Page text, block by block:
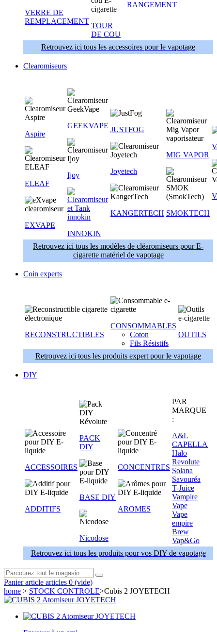
VERRE DE
REMPLACEMENT
TOUR
DE COU
RANGEMENT
Retrouvez ici tous les accessoires pour le vapotage
Clearomiseurs
Aspire
ELEAF
EXVAPE
GEEKVAPE
Ijoy
INNOKIN
JUSTFOG
Joyetech
KANGERTECH
MIG VAPOR
SMOKTECH
Retrouvez ici tous les modèles de cléaromiseurs pour E-
cigarette matériel de vapotage
Coin experts
RECONSTRUCTIBLES
CONSOMMABLES
Coton
Fils Résistifs
OUTILS
Retrouvez ici tous les produits expert pour le vapotage
DIY
ACCESSOIRES
ADDITIFS
PACK
DIY
BASE DIY
Nicodose
CONCENTRES
AROMES
PAR
MARQUE
:
A&L
CAPELLA
Halo
Revolute
Solana
Savouréa
T-Juice
Vampire
Vape
Vape
empire
Brew
Vap&Go
Retrouvez ici tous les produits pour vos DIY de vapotage
Panier article articles 0 (vide)
home > STOCK CONTROLE>Cubis 2 JOYETECH